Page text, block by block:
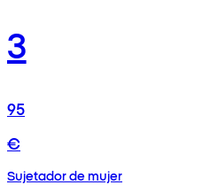
3
95
€
Sujetador de mujer